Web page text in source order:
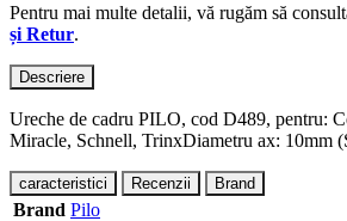
Pentru mai multe detalii, vă rugăm să
și Retur.
Descriere
Ureche de cadru PILO, cod D489, pentru:
Miracle, Schnell, TrinxDiametru ax: 10mm
caracteristici Recenzii Brand
Brand Pilo